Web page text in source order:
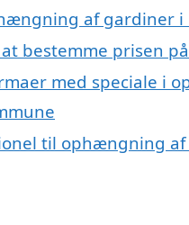
af gardiner i
bestemme prisen
med speciale i
til ophængning